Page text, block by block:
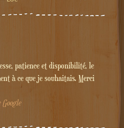
patience et disponibilité, le
à ce que je souhaitais. Merci